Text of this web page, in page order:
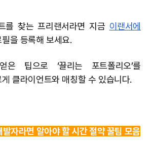
를 찾는 프리랜서라면 지금 이랜서에
을 등록해 보세요.
은 팁으로 ‘끌리는 포트폴리오’를
클라이언트와 매칭할 수 있습니다.
자라면 알아야 할 시간 절약 꿀팁 모음